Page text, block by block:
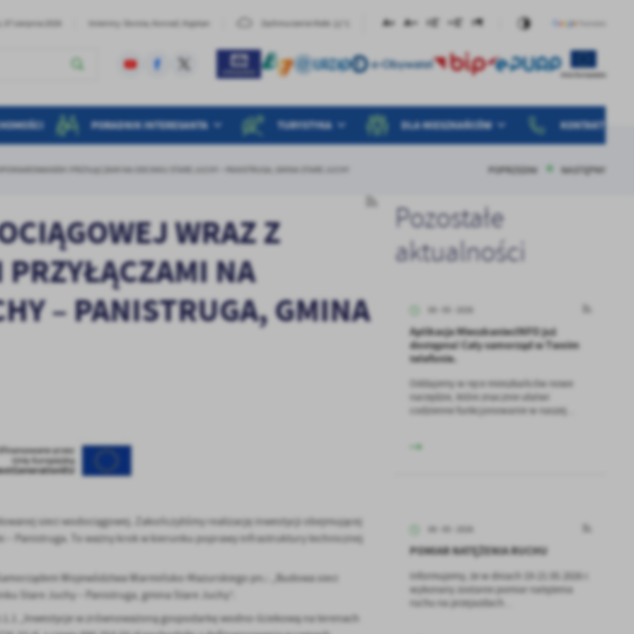
07 sierpnia 2026 Imieniny: Dorota, Konrad, Kajetan
PORADNIK INTERESANTA TURYSTYKA DLA MIESZKAŃCÓW KONTAKT
I PRZYŁĄCZAMI NA ODCINKU STARE JUCHY – PANISTRUGA, GMINA STARE JUCHY POPRZEDNI NASTĘPNY
WRAZ Z
NA
– PANISTRUGA, GMINA
sieci wodociągowej. Zakończyliśmy realizację inwestycji obejmującej
– Panistruga. To ważny krok w kierunku poprawy infrastruktury technicznej
Województwa Warmińsko-Mazurskiego pn.: „Budowa sieci
Stare Juchy – Panistruga, gmina Stare Juchy”.
„Inwestycje w zrównoważoną gospodarkę wodno-ściekową na terenach
Pozostałe
aktualności
Aplikacja MieszkaniecINFO już
dostępna! Cały samorząd w Twoim
telefonie.
Oddajemy w ręce mieszkańców nowe
narzędzie, które znacznie ułatwi
codzienne funkcjonowanie w naszej...
POMIAR NATĘŻENIA RUCHU
Informujemy, że w dniach 19-21.05.2026 r.
wykonany zostanie pomiar natężenia
ruchu na przejazdach...